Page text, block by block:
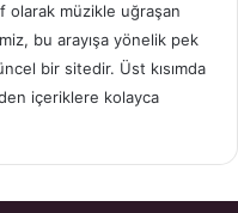
olarak müzikle uğraşan
bu arayışa yönelik pek
bir sitedir. Üst kısımda
içeriklere kolayca